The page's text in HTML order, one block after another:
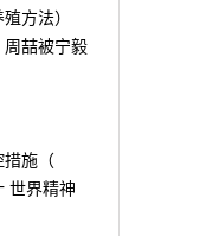
方法）
周喆被宁毅
措施（
世界精神